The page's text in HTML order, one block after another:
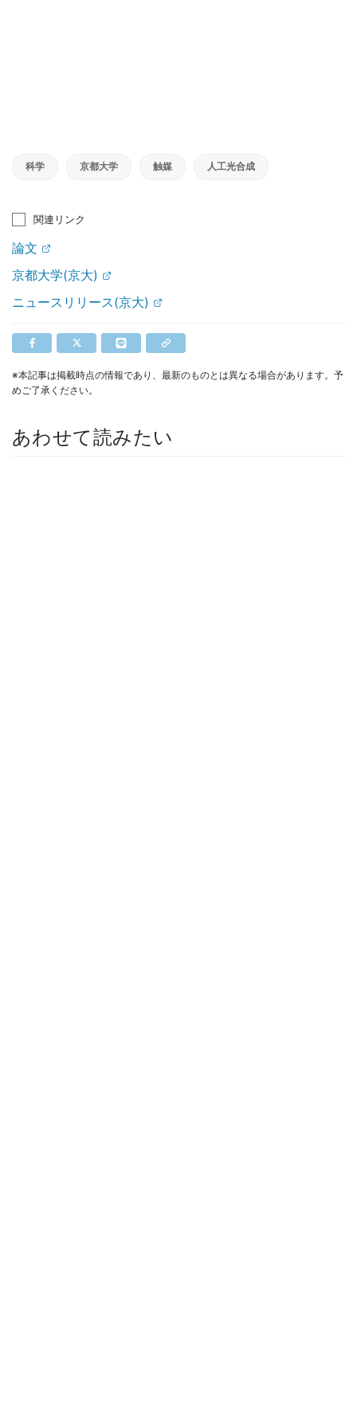
科学 京都大学 触媒 人工光合成
関連リンク
論文
京都大学(京大)
ニュースリリース(京大)
※本記事は掲載時点の情報であり、最新のものとは異なる場合があります。予
めご了承ください。
あわせて読みたい